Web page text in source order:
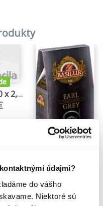
údajmi?
do vášho
Niektoré sú
Earl grey 20 x 2,25 g
6,40€